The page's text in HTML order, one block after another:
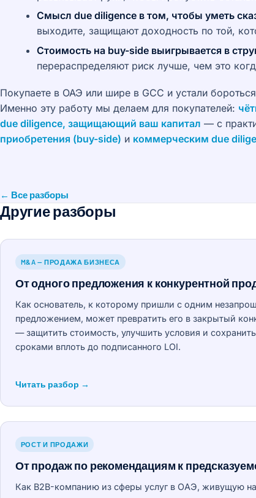
Смысл due diligence в том, чтобы уметь
выходите, защищают доходность по той,
Стоимость на buy-side выигрывается в
перераспределяют риск лучше, чем это
Покупаете в ОАЭ или шире в GCC и устали
Именно эту работу мы делаем для покупателей:
due diligence, защищающий ваш капитал — с
приобретения (buy-side) и коммерческим due
← Все разборы
Другие разборы
M&A — ПРОДАЖА БИЗНЕСА
От одного предложения к конкурентной
Как основатель, к которому пришли с одним
предложением, может превратить его в закрытый
— защитить стоимость, улучшить условия и
сроками вплоть до подписанного LOI.
Читать разбор →
РОСТ И ПРОДАЖИ
От продаж по рекомендациям к
Как B2B-компанию из сферы услуг в ОАЭ, живущую